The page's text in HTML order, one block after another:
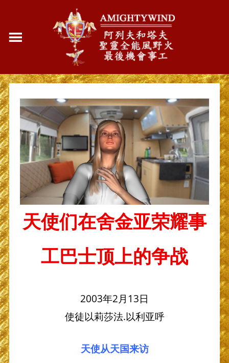
天使们在舍金亚荣耀事
工巴士顶上的争战
2003年2月13日
使徒以莉莎法.以利亚呼
天使从天国来访